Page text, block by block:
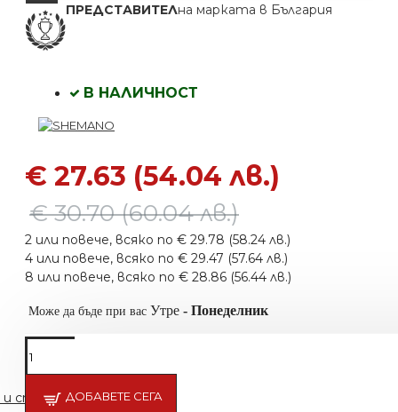
ПРЕДСТАВИТЕЛна марката в България
€ 27.63 (54.04 лв.)
€ 30.70 (60.04 лв.)
2 или повече, всяко по € 29.78 (58.24 лв.)
4 или повече, всяко по € 29.47 (57.64 лв.)
8 или повече, всяко по € 28.86 (56.44 лв.)
В НАЛИЧНОСТ
Може да бъде при вас Утре - Понеделник
ДОБАВЕТЕ СЕГА
и стилисти SHEMANO